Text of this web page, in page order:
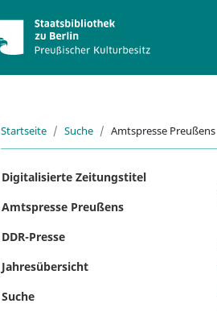
Startseite Suche Amtspresse Preußens
Digitalisierte Zeitungstitel
Amtspresse Preußens
DDR-Presse
Jahresübersicht
Suche